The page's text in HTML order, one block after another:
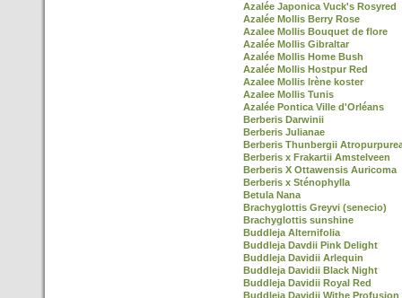
Azalée Japonica Vuck's Rosyred
Azalée Mollis Berry Rose
Azalee Mollis Bouquet de flore
Azalée Mollis Gibraltar
Azalée Mollis Home Bush
Azalée Mollis Hostpur Red
Azalee Mollis Irène koster
Azalee Mollis Tunis
Azalée Pontica Ville d'Orléans
Berberis Darwinii
Berberis Julianae
Berberis Thunbergii
Berberis x Frakartii Amstelveen
Berberis X Ottawensis Auricoma
Berberis x Sténophylla
Betula Nana
Brachyglottis Greyvi (senecio)
Brachyglottis sunshine
Buddleja Alternifolia
Buddleja Davdii Pink Delight
Buddleja Davidii Arlequin
Buddleja Davidii Black Night
Buddleja Davidii Royal Red
Buddleja Davidii Withe Profusion